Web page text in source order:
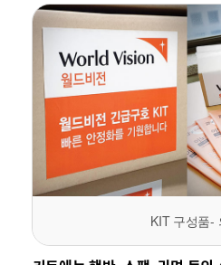
KIT 구성품-